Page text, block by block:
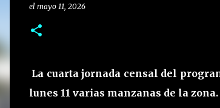
el mayo 11, 2026
La cuarta jornada censal del
lunes 11 varias manzanas de la zona.